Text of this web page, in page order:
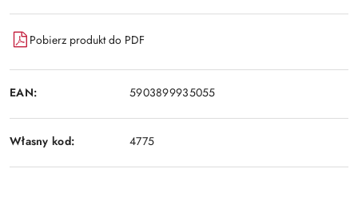
Pobierz produkt do PDF
EAN: 5903899935055
Własny kod: 4775